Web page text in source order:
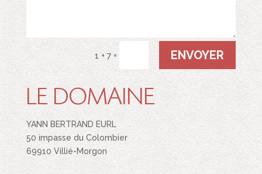
LE DOMAINE
YANN BERTRAND EURL
50 impasse du Colombier
69910 Villié-Morgon
1 + 7 = ENVOYER